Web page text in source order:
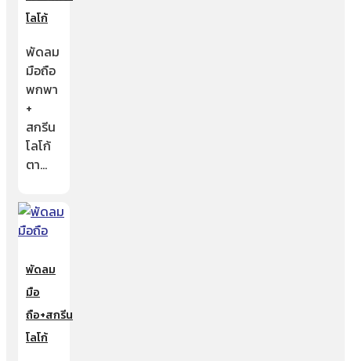
โลโก้
พัดลม
มือถือ
พกพา
+
สกรีน
โลโก้
ตา…
พัดลม
มือ
ถือ+สกรีน
โลโก้